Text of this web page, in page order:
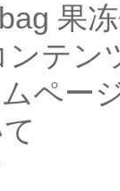
果
ンテン
ペー